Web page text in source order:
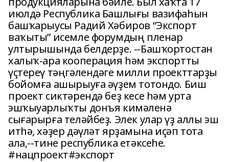
июлдә Республика Башлығы вазифаһын
башҡарыусы Радий Хәбиров “Экспорт
ваҡыты” исемле форумдың пленар
ултырышында белдерҙе. --Башҡортостан
халыҡ-ара кооперация һәм экспортты
үҫтереү тәңгәлендәге милли проекттарҙы
бойомға ашырыуға әүҙем тотондо. Биш
проект сиктәрендә беҙ кесе һәм урта
эшҡыуарлыҡты донъя кимәленә
сығарырға теләйбеҙ. Элек улар үҙ аллы эш
итһә, хәҙер дәүләт ярҙамына иҫәп тота
ала,--тине республика етәксеһе.
#нацпроект#экспорт